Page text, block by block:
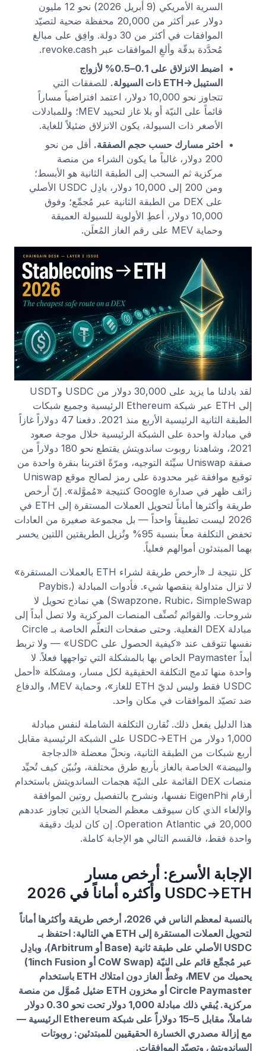
السرية الأمريكي (9 أبريل 2026) نحو 12 مليون
دولار عبر أكثر من 20,000 محفظة ضحية لتصيّد
الموافقات في أكثر من 30 دولة. وافِق على مبالغ
مُحدَّدة بدقّة وألغِ الموافقات عبر revoke.cash.
اضبط الانزلاق على 0.1–0.5% لأزواج
الستيبل→ETH ذات السيولة.
للصفقات التي
تتجاوز نحو 10,000 دولار، اعتمد افتراضياً مساراً
قائماً على النيّة أو بلا غاز لتحييد MEV؛ وللمبادلات
الأصغر ذات السيولة، يكون الانزلاق ضئيلاً للغاية.
اختر مسارك حسب حجم الصفقة. أقل من نحو
200 دولار، غالباً ما يكون الشراء من منصة
مركزية ثم السحب إلى الطبقة الثانية هو الأبسط؛
ومن 200 إلى 10,000 دولار، بادِل USDC الأصلي
على DEX من الطبقة الثانية عبر مُجمِّع؛ وفوق
10,000 دولار، أعطِ الأولوية للسيولة العميقة
وحماية MEV على رقم الغاز المُعلَن.
لقد بادلنا ما يزيد على 30,000 دولار من USDC وUSDT
إلى ETH عبر شبكة Ethereum الرئيسية وجميع شبكات
الطبقة الثانية الرئيسية الأربع منذ 2021. دفعنا 47 دولاراً غازاً
في مبادلة واحدة على الشبكة الرئيسية خلال موجة صعود
2021، وشاهدنا روبوت ساندويتش يقتطع نحو 180 دولاراً من
صفقة Uniswap سيِّئة التوجيه، ومرّةً اقتربنا بنقرة واحدة من
توقيع موافقة غير محدودة على رمز لصالح موقع Uniswap
زائف ظهر في صدارة Google كنتيجة «مُموَّلة». إنّ أرخص
طريقة وأكثرها أماناً لتحويل العملات المستقرة إلى ETH في
2026 ليست تطبيقاً واحداً — بل مجموعة صغيرة من العادات
تخفض التكلفة معاً بنسبة 95% وتُزيل الطريقتين اللتين يخسر
بهما المبتدئون أموالهم فعلياً.
كل نتيجة لـ «أرخص طريقة لشراء ETH بالعملات المستقرة»
لا تزال متداولة ينقصها شيء. فأدوات المبادلة (Paybis،
Swapzone، Rubic، SimpleSwap) هي نماذج تحويل لا
شروحات. والقوائم تُصنِّف المنصات المركزية ولا تصل أبداً إلى
مبادلة DEX الفعلية. وحتى صفحات التعلّم الخاصة بـ Circle
نفسها تتوقف عند «كيفية الحصول على USDC» — ولا تربط
أبداً Paymaster الخاص بها بالمشكلة التي تواجهها فعلاً. لا
واحدة منها تَدمج التكلفة الحقيقية لكل مسار، ومشكلة «أحمل
USDC فقط وليس لديّ ETH للغاز»، وحماية MEV، والدفاع
ضد تصيّد الموافقات في مكان واحد.
هذا الدليل يفعل ذلك. نُقارن التكلفة الشاملة لنفس مبادلة
1,000 دولار من USDC→ETH على الشبكة الرئيسية مقابل
أربع شبكات من الطبقة الثانية، ونحلّ معضلة «الدجاجة
والبيضة» الخاصة بالغاز بأربع طرق مختلفة، ونُبيّن كيف تُحيِّد
منصات DEX القائمة على النيّة هجمات الساندويتش باستخدام
أرقام EigenPhi نفسها، ونشرح بالتفصيل روتين الموافقة
والإلغاء الذي كان سيوقف معظم الضحايا الذين تجاوز عددهم
20,000 في Operation Atlantic. إن كان لديك دقيقة
واحدة فقط، فالقسم التالي هو الإجابة كاملة.
الإجابة الأسرع: أرخص مسار
USDC→ETH وأكثره أماناً في 2026
بالنسبة لمعظم الناس في 2026، أرخص طريقة وأكثرها أماناً
لتحويل العملات المستقرة إلى ETH هي التالية: احتفظ بـ
USDC الأصلي على طبقة ثانية (Base أو Arbitrum)، وبادِل
عبر مُجمِّع قائم على النيّة (CoW Swap أو 1inch Fusion)
يحميك من MEV، وغطِّ الغاز دون امتلاك ETH باستخدام
Circle Paymaster أو مخزون ETH ضئيل مُموَّل من منصة
مركزية. يُبقي ذلك مبادلة 1,000 دولار تحت نحو 0.30 دولار
شاملاً، مقابل 5–15 دولاراً على شبكة Ethereum الرئيسية —
مع إزالة مصدري الخسارة الحقيقيين للمبتدئين: روبوتات
الساندويتش وتصيّد الموافقات.